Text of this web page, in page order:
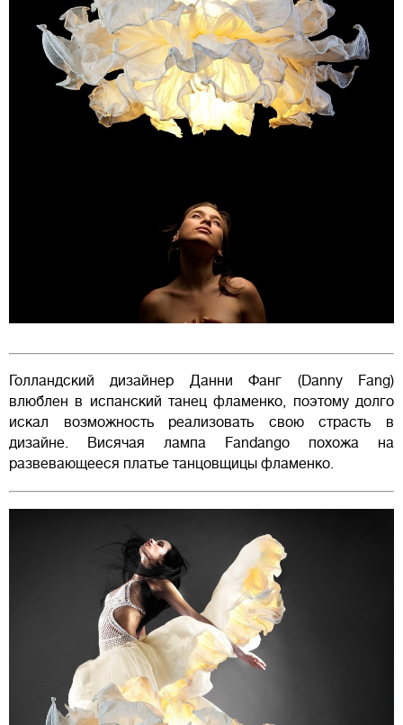
Голландский дизайнер Данни Фанг (Danny Fang)
влюблен в испанский танец фламенко, поэтому долго
искал возможность реализовать свою страсть в
дизайне. Висячая лампа Fandango похожа на
развевающееся платье танцовщицы фламенко.